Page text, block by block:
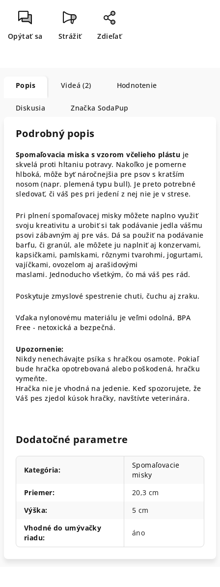
Opýtať sa Strážiť Zdieľať
Popis Videá (2) Hodnotenie
Diskusia Značka SodaPup
Podrobný popis
Spomaľovacia miska s vzorom včelieho plástu je
skvelá proti hltaniu potravy. Nakoľko je pomerne
hlboká, môže byť náročnejšia pre psov s kratším
nosom (napr. plemená typu bull). Je preto potrebné
sledovať, či váš pes pri jedení z nej nie je v strese.
Pri plnení spomaľovacej misky môžete naplno využiť
svoju kreativitu a urobiť si tak podávanie jedla vášmu
psovi zábavným aj pre vás. Dá sa použiť na podávanie
barfu, či granúl, ale môžete ju naplniť aj konzervami,
kapsičkami, pamlskami, rôznymi tvarohmi, jogurtami,
vajíčkami, ovozelom aj arašidovými
maslami. Jednoducho všetkým, čo má váš pes rád.
Poskytuje zmyslové spestrenie chuti, čuchu aj zraku.
Vďaka nylonovému materiálu je veľmi odolná, BPA
Free - netoxická a bezpečná.
Upozornenie:
Nikdy nenechávajte psíka s hračkou osamote. Pokiaľ
bude hračka opotrebovaná alebo poškodená, hračku
vymeňte.
Hračka nie je vhodná na jedenie. Keď spozorujete, že
Váš pes zjedol kúsok hračky, navštívte veterinára.
Dodatočné parametre
Kategória:
Spomaľovacie
misky
Priemer:
20,3 cm
Výška:
5 cm
Vhodné do umývačky
riadu:
áno